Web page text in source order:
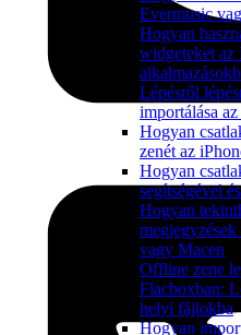
Evermusic
Hogyan
widgeteket az
Lépésről
importálása
Hogyan
zenét az
Hogyan
segítségével
Hogyan
vagy Macen
Offline zene
Flacboxban:
helyi fájlokba
Hogyan